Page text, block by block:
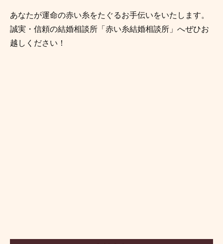
あなたが運命の赤い糸をたぐるお手伝いをいたします。
誠実・信頼の結婚相談所「赤い糸結婚相談所」へぜひお
越しください！